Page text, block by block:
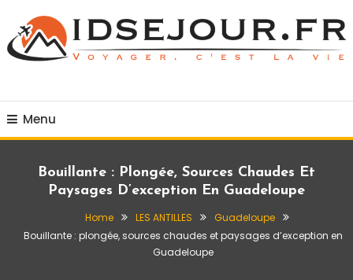
Content
Menu
Bouillante : Plongée, Sources Chaudes Et
Paysages D’exception En Guadeloupe
Home LES ANTILLES
Guadeloupe
Bouillante : plongée, sources chaudes et paysages d’exception en
Guadeloupe